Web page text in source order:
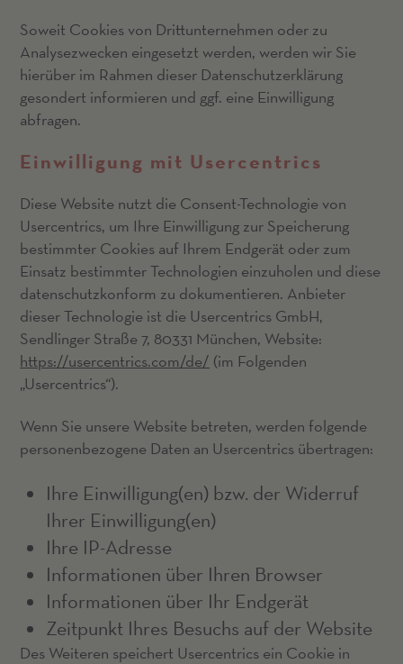
Soweit Cookies von Drittunternehmen oder zu
Analysezwecken eingesetzt werden, werden wir Sie
hierüber im Rahmen dieser Datenschutzerklärung
gesondert informieren und ggf. eine Einwilligung
abfragen.
Einwilligung mit Usercentrics
Diese Website nutzt die Consent-Technologie von
Usercentrics, um Ihre Einwilligung zur Speicherung
bestimmter Cookies auf Ihrem Endgerät oder zum
Einsatz bestimmter Technologien einzuholen und diese
datenschutzkonform zu dokumentieren. Anbieter
dieser Technologie ist die Usercentrics GmbH,
Sendlinger Straße 7, 80331 München, Website:
https://usercentrics.com/de/ (im Folgenden
„Usercentrics“).
Wenn Sie unsere Website betreten, werden folgende
personenbezogene Daten an Usercentrics übertragen:
Ihre Einwilligung(en) bzw. der Widerruf
Ihrer Einwilligung(en)
Ihre IP-Adresse
Informationen über Ihren Browser
Informationen über Ihr Endgerät
Zeitpunkt Ihres Besuchs auf der Website
Des Weiteren speichert Usercentrics ein Cookie in